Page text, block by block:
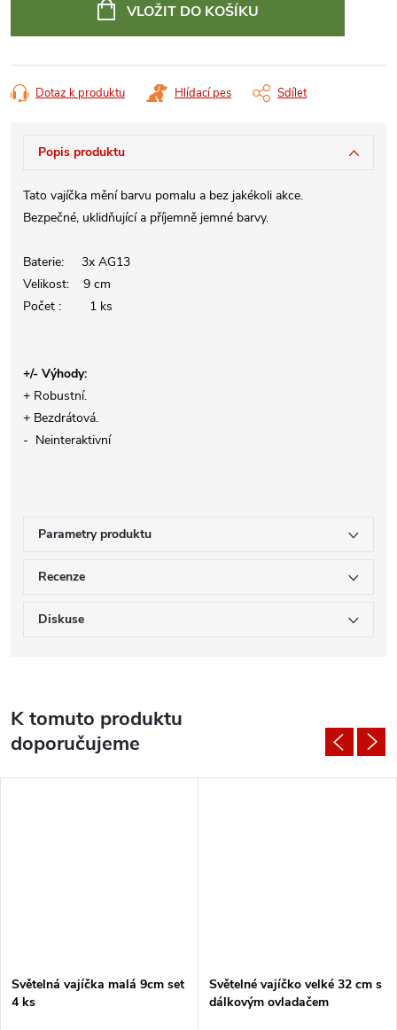
VLOŽIT DO KOŠÍKU
Dotaz k produktu Hlídací pes Sdílet
Popis produktu
Tato vajíčka mění barvu pomalu a bez jakékoli akce.
Bezpečné, uklidňující a příjemně jemné barvy.
Baterie: 3x AG13
Velikost: 9 cm
Počet : 1 ks
+/- Výhody:
+ Robustní.
+ Bezdrátová.
- Neinteraktivní
Parametry produktu
Recenze
Diskuse
K tomuto produktu
doporučujeme
Světelná vajíčka malá 9cm set
4 ks
Světelné vajíčko velké 32 cm s
dálkovým ovladačem